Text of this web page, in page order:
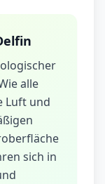
alle
Luft und
sich in